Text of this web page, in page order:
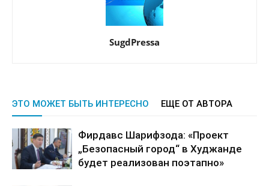
SugdPressa
ЭТО МОЖЕТ БЫТЬ ИНТЕРЕСНО ЕЩЕ ОТ АВТОРА
Фирдавс Шарифзода: «Проект
„Безопасный город“ в Худжанде
будет реализован поэтапно»